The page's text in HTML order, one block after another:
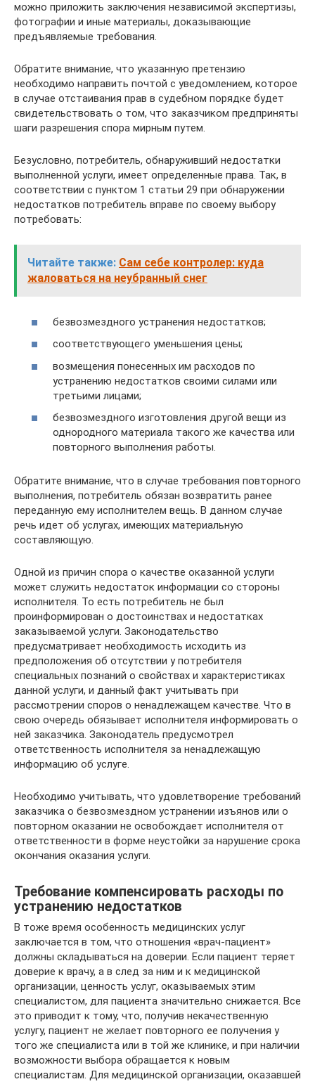
можно приложить заключения независимой экспертизы,
фотографии и иные материалы, доказывающие
предъявляемые требования.
Обратите внимание, что указанную претензию
необходимо направить почтой с уведомлением, которое
в случае отстаивания прав в судебном порядке будет
свидетельствовать о том, что заказчиком предприняты
шаги разрешения спора мирным путем.
Безусловно, потребитель, обнаруживший недостатки
выполненной услуги, имеет определенные права. Так, в
соответствии с пунктом 1 статьи 29 при обнаружении
недостатков потребитель вправе по своему выбору
потребовать:
Читайте также: Сам себе контролер: куда
жаловаться на неубранный снег
безвозмездного устранения недостатков;
соответствующего уменьшения цены;
возмещения понесенных им расходов по
устранению недостатков своими силами или
третьими лицами;
безвозмездного изготовления другой вещи из
однородного материала такого же качества или
повторного выполнения работы.
Обратите внимание, что в случае требования повторного
выполнения, потребитель обязан возвратить ранее
переданную ему исполнителем вещь. В данном случае
речь идет об услугах, имеющих материальную
составляющую.
Одной из причин спора о качестве оказанной услуги
может служить недостаток информации со стороны
исполнителя. То есть потребитель не был
проинформирован о достоинствах и недостатках
заказываемой услуги. Законодательство
предусматривает необходимость исходить из
предположения об отсутствии у потребителя
специальных познаний о свойствах и характеристиках
данной услуги, и данный факт учитывать при
рассмотрении споров о ненадлежащем качестве. Что в
свою очередь обязывает исполнителя информировать о
ней заказчика. Законодатель предусмотрел
ответственность исполнителя за ненадлежащую
информацию об услуге.
Необходимо учитывать, что удовлетворение требований
заказчика о безвозмездном устранении изъянов или о
повторном оказании не освобождает исполнителя от
ответственности в форме неустойки за нарушение срока
окончания оказания услуги.
Требование компенсировать расходы по
устранению недостатков
В тоже время особенность медицинских услуг
заключается в том, что отношения «врач-пациент»
должны складываться на доверии. Если пациент теряет
доверие к врачу, а в след за ним и к медицинской
организации, ценность услуг, оказываемых этим
специалистом, для пациента значительно снижается. Все
это приводит к тому, что, получив некачественную
услугу, пациент не желает повторного ее получения у
того же специалиста или в той же клинике, и при наличии
возможности выбора обращается к новым
специалистам. Для медицинской организации, оказавшей